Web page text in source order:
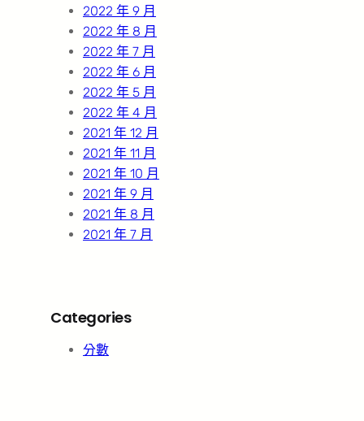
2022 年 9 月
2022 年 8 月
2022 年 7 月
2022 年 6 月
2022 年 5 月
2022 年 4 月
2021 年 12 月
2021 年 11 月
2021 年 10 月
2021 年 9 月
2021 年 8 月
2021 年 7 月
Categories
分數